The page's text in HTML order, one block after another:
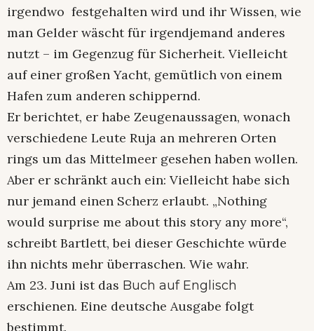
irgendwo festgehalten wird und ihr Wissen, wie
man Gelder wäscht für irgendjemand anderes
nutzt – im Gegenzug für Sicherheit. Vielleicht
auf einer großen Yacht, gemütlich von einem
Hafen zum anderen schippernd.
Er berichtet, er habe Zeugenaussagen, wonach
verschiedene Leute Ruja an mehreren Orten
rings um das Mittelmeer gesehen haben wollen.
Aber er schränkt auch ein: Vielleicht habe sich
nur jemand einen Scherz erlaubt. „Nothing
would surprise me about this story any more“,
schreibt Bartlett, bei dieser Geschichte würde
ihn nichts mehr überraschen. Wie wahr.
Am 23. Juni ist das Buch auf Englisch
erschienen. Eine deutsche Ausgabe folgt
bestimmt.